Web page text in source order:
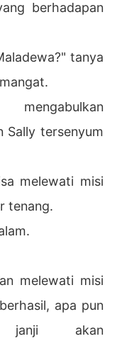
berhadapan
tanya
Sally tersenyum
melewati misi
tenang.
melewati misi
apa pun
janji akan